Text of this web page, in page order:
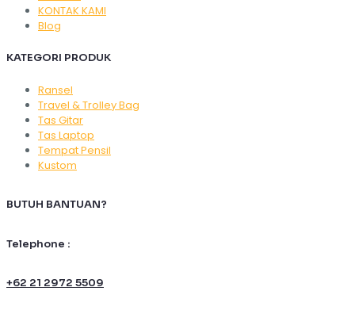
KONTAK KAMI
Blog
KATEGORI PRODUK
Ransel
Travel & Trolley Bag
Tas Gitar
Tas Laptop
Tempat Pensil
Kustom
BUTUH BANTUAN?
Telephone :
+62 21 2972 5509